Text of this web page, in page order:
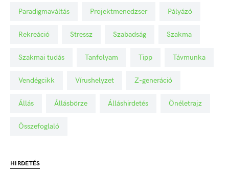
Paradigmaváltás Projektmenedzser Pályázó
Rekreáció Stressz Szabadság Szakma
Szakmai tudás Tanfolyam Tipp Távmunka
Vendégcikk Vírushelyzet Z-generáció
Állás Állásbörze Álláshirdetés Önéletrajz
Összefoglaló
HIRDETÉS